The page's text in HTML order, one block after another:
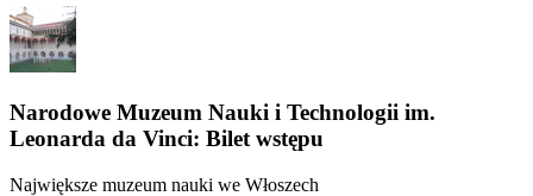
Narodowe Muzeum Nauki i Technologii im.
Leonarda da Vinci: Bilet wstępu
Największe muzeum nauki we Włoszech